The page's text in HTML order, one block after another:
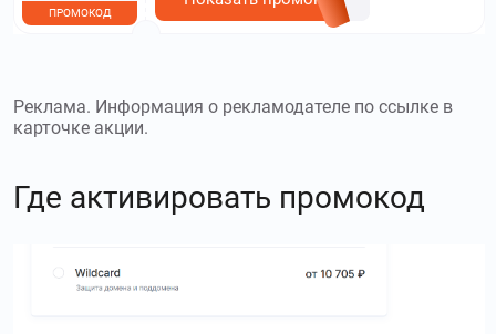
ПРОМОКОД
Реклама. Информация о рекламодателе по ссылке в
карточке акции.
Где активировать промокод